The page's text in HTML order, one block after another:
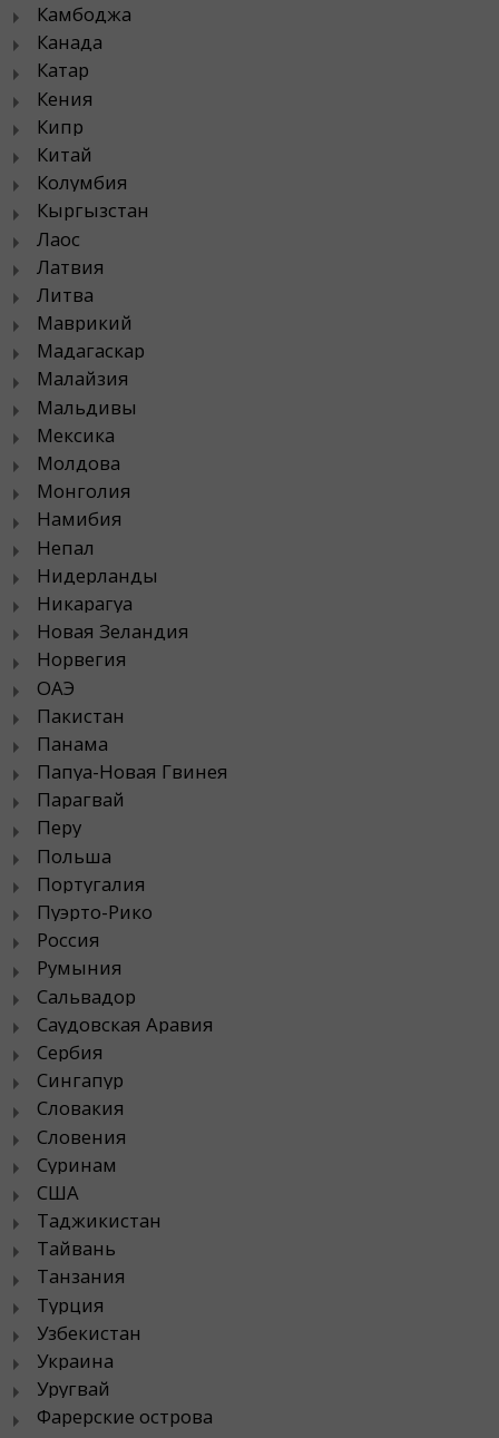
Камбоджа
Канада
Катар
Кения
Кипр
Китай
Колумбия
Кыргызстан
Лаос
Латвия
Литва
Маврикий
Мадагаскар
Малайзия
Мальдивы
Мексика
Молдова
Монголия
Намибия
Непал
Нидерланды
Никарагуа
Новая Зеландия
Норвегия
ОАЭ
Пакистан
Панама
Папуа-Новая Гвинея
Парагвай
Перу
Польша
Португалия
Пуэрто-Рико
Россия
Румыния
Сальвадор
Саудовская Аравия
Сербия
Сингапур
Словакия
Словения
Суринам
США
Таджикистан
Тайвань
Танзания
Турция
Узбекистан
Украина
Уругвай
Фарерские острова